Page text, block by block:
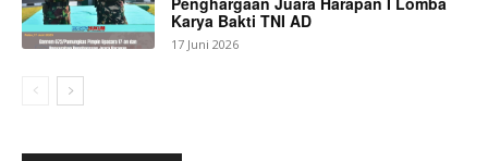
Karya Bakti TNI AD
17 Juni 2026